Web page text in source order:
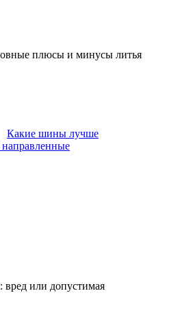
плюсы и минусы литья
Какие шины лучше
или допустимая